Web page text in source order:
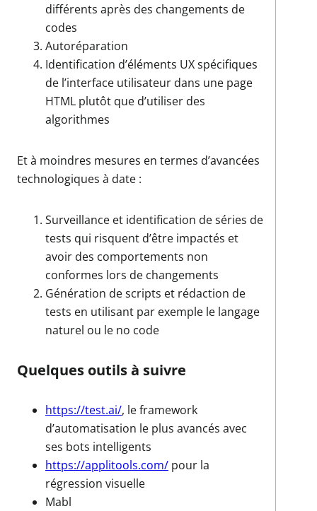
différents après des changements de
codes
Autoréparation
Identification d’éléments UX spécifiques
de l’interface utilisateur dans une page
HTML plutôt que d’utiliser des
algorithmes
Et à moindres mesures en termes d’avancées
technologiques à date :
Surveillance et identification de séries de
tests qui risquent d’être impactés et
avoir des comportements non
conformes lors de changements
Génération de scripts et rédaction de
tests en utilisant par exemple le langage
naturel ou le no code
Quelques outils à suivre
https://test.ai/, le framework
d’automatisation le plus avancés avec
ses bots intelligents
https://applitools.com/ pour la
régression visuelle
Mabl